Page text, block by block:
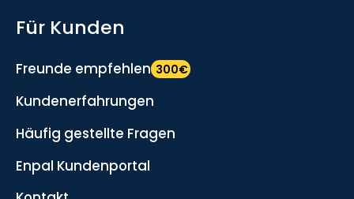
Für Kunden
Freunde empfehlen 300€
Kundenerfahrungen
Häufig gestellte Fragen
Enpal Kundenportal